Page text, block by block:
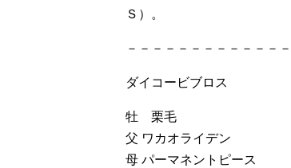
Ｓ）。
－－－－－－－－－－－－
ダイコービブロス
牡 栗毛
父 ワカオライデン
母 パーマネントピース